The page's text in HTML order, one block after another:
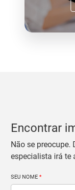
Encontrar
Não se preocupe.
especialista irá te
SEU NOME*